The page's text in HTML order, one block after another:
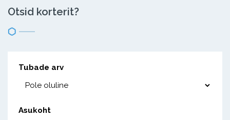
Otsid korterit?
Tubade arv
Asukoht